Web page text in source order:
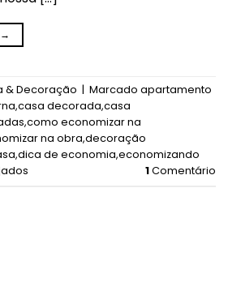
→
& Decoração | Marcado apartamento
,casa decorada,casa
,como economizar na
na obra,decoração
,dica de economia,economizando
1Comentário